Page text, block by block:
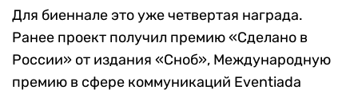
Для биеннале это уже четвертая награда.
Ранее проект получил премию «Сделано в
России» от издания «Сноб», Международную
премию в сфере коммуникаций Eventiada